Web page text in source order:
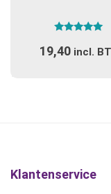
optie
5.00
uit 5
19,40 incl.
Klantenservice